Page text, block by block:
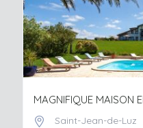
Saint Jean de Luz, située
reconnue pour son
couper le souffle. En
l’authenticité Basque.
visitant la maison de
MAGNIFIQUE MAISON
Saint-Jean-de-Luz